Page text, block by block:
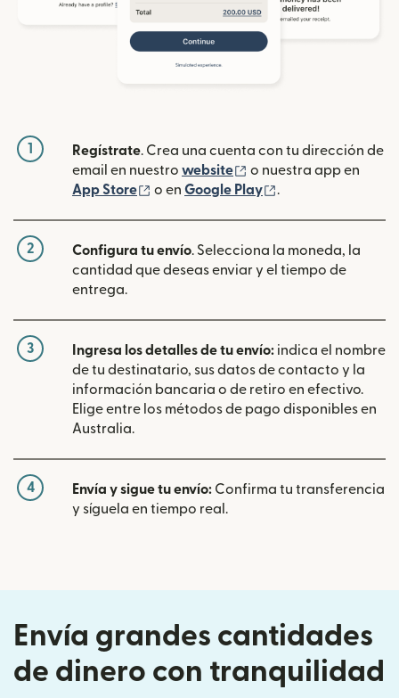
1 Regístrate. Crea una cuenta con tu dirección de
email en nuestro website (se abre en una
o nuestra app en
App Store
(se abre en una ventana nueva)
o en Google Play .
2 Configura tu envío. Selecciona la moneda, la
cantidad que deseas enviar y el tiempo de
entrega.
3 Ingresa los detalles de tu envío: indica el nombre
de tu destinatario, sus datos de contacto y la
información bancaria o de retiro en efectivo.
Elige entre los métodos de pago disponibles en
Australia.
4 Envía y sigue tu envío: Confirma tu transferencia
y síguela en tiempo real.
Envía grandes cantidades
de dinero con tranquilidad